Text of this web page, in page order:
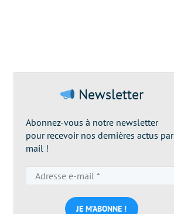
Newsletter
Abonnez-vous à notre newsletter
pour recevoir nos dernières actus par
mail !
e-
mail
*